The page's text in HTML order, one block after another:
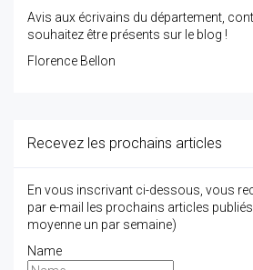
Avis aux écrivains du département,
souhaitez être présents sur le blog !
Florence Bellon
Recevez les prochains articles
En vous inscrivant ci-dessous, vous
par e-mail les prochains articles
moyenne un par semaine)
Name